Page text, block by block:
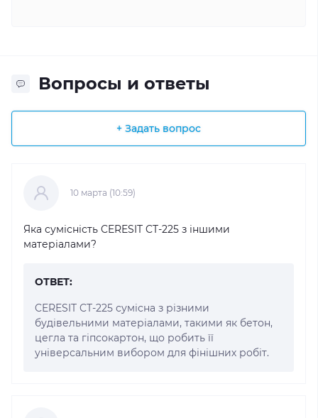
Вопросы и ответы
+ Задать вопрос
10 марта (10:59)
Яка сумісність CERESIT CT-225 з іншими
матеріалами?
ОТВЕТ:
CERESIT CT-225 сумісна з різними
будівельними матеріалами, такими як бетон,
цегла та гіпсокартон, що робить її
універсальним вибором для фінішних робіт.